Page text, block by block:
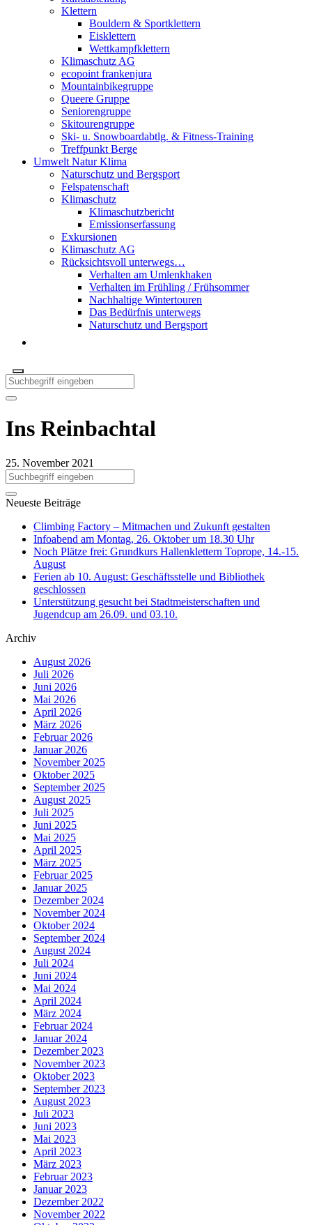
Klettern
Bouldern & Sportklettern
Eisklettern
Wettkampfklettern
Klimaschutz AG
ecopoint frankenjura
Mountainbikegruppe
Queere Gruppe
Seniorengruppe
Skitourengruppe
Ski- u. Snowboardabtlg. & Fitness-Training
Treffpunkt Berge
Umwelt Natur Klima
Naturschutz und Bergsport
Felspatenschaft
Klimaschutz
Klimaschutzbericht
Emissionserfassung
Exkursionen
Klimaschutz AG
Rücksichtsvoll unterwegs…
Verhalten am Umlenkhaken
Verhalten im Frühling / Frühsommer
Nachhaltige Wintertouren
Das Bedürfnis unterwegs
Naturschutz und Bergsport
Ins Reinbachtal
25. November 2021
Neueste Beiträge
Climbing Factory – Mitmachen und Zukunft gestalten
Infoabend am Montag, 26. Oktober um 18.30 Uhr
Noch Plätze frei: Grundkurs Hallenklettern Toprope, 14.-15.
August
Ferien ab 10. August: Geschäftsstelle und Bibliothek
geschlossen
Unterstützung gesucht bei Stadtmeisterschaften und
Jugendcup am 26.09. und 03.10.
Archiv
August 2026
Juli 2026
Juni 2026
Mai 2026
April 2026
März 2026
Februar 2026
Januar 2026
November 2025
Oktober 2025
September 2025
August 2025
Juli 2025
Juni 2025
Mai 2025
April 2025
März 2025
Februar 2025
Januar 2025
Dezember 2024
November 2024
Oktober 2024
September 2024
August 2024
Juli 2024
Juni 2024
Mai 2024
April 2024
März 2024
Februar 2024
Januar 2024
Dezember 2023
November 2023
Oktober 2023
September 2023
August 2023
Juli 2023
Juni 2023
Mai 2023
April 2023
März 2023
Februar 2023
Januar 2023
Dezember 2022
November 2022